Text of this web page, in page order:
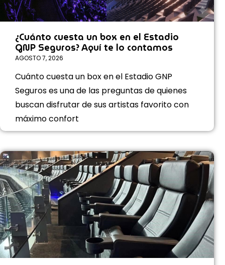
¿Cuánto cuesta un box en el Estadio
GNP Seguros? Aquí te lo contamos
AGOSTO 7, 2026
Cuánto cuesta un box en el Estadio GNP
Seguros es una de las preguntas de quienes
buscan disfrutar de sus artistas favorito con
máximo confort